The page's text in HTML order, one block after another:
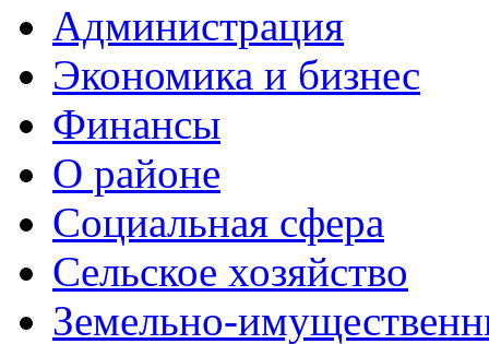
Администрация
Экономика и бизнес
Финансы
О районе
Социальная сфера
Сельское хозяйство
Земельно-